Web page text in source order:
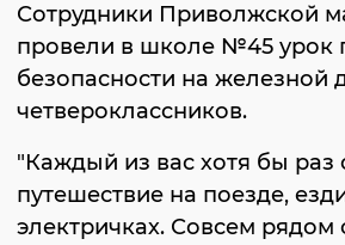
Сотрудники Приволжской
провели в школе №45 урок
безопасности на железной
четвероклассников.
"Каждый из вас хотя бы раз
путешествие на поезде,
электричках. Совсем рядом